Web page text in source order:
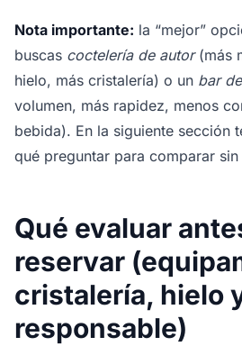
Nota importante: la “mejor”
buscas coctelería de autor(más
hielo, más cristalería) o un bar
volumen, más rapidez, menos
bebida). En la siguiente sección
qué preguntar para comparar sin
Qué evaluar
reservar
cristalería, hielo
responsable)